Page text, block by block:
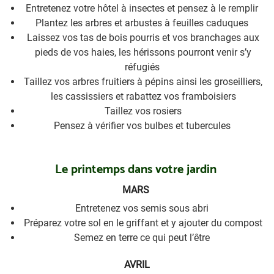
Entretenez votre hôtel à insectes et pensez à le remplir
Plantez les arbres et arbustes à feuilles caduques
Laissez vos tas de bois pourris et vos branchages aux
pieds de vos haies, les hérissons pourront venir s’y
réfugiés
Taillez vos arbres fruitiers à pépins ainsi les groseilliers,
les cassissiers et rabattez vos framboisiers
Taillez vos rosiers
Pensez à vérifier vos bulbes et tubercules
Le printemps dans votre jardin
MARS
Entretenez vos semis sous abri
Préparez votre sol en le griffant et y ajouter du compost
Semez en terre ce qui peut l’être
AVRIL